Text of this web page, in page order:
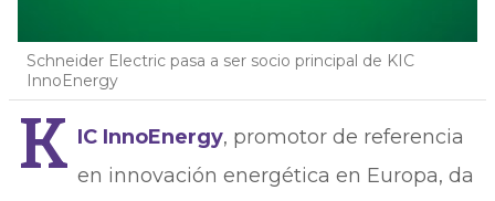
Schneider Electric pasa a ser socio principal de KIC
InnoEnergy
K IC InnoEnergy, promotor de referencia
en innovación energética en Europa, da